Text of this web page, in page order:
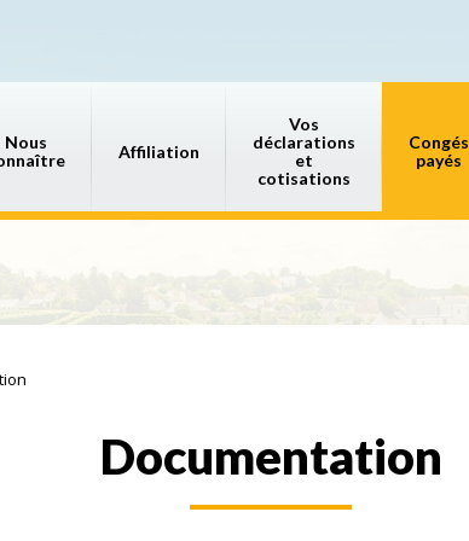
Nous
Affiliation
Vos
déclarations
et
cotisations
Congés
payés
Documentation